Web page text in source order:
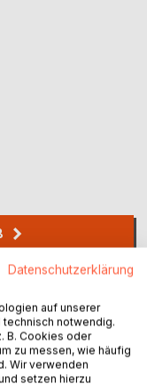
Datenschutzerklärung
auf unserer
technisch notwendig.
B. Cookies oder
zu messen, wie häufig
Wir verwenden
setzen hierzu